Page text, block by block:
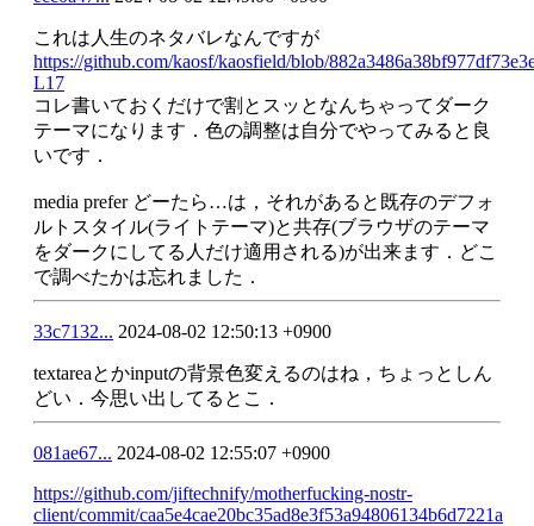
これは人生のネタバレなんですが
https://github.com/kaosf/kaosfield/blob/
L17
コレ書いておくだけで割とスッとなんちゃってダーク
テーマになります．色の調整は自分でやってみると良
いです．
media prefer どーたら…は，それがあると既存のデフォ
ルトスタイル(ライトテーマ)と共存(ブラウザのテーマ
をダークにしてる人だけ適用される)が出来ます．どこ
で調べたかは忘れました．
33c7132... 2024-08-02 12:50:13 +0900
textareaとかinputの背景色変えるのはね，ちょっとしん
どい．今思い出してるとこ．
081ae67... 2024-08-02 12:55:07 +0900
https://github.com/jiftechnify/motherfucking-nostr-
client/commit/caa5e4cae20bc35ad8e3f53a94806134b6d7221a